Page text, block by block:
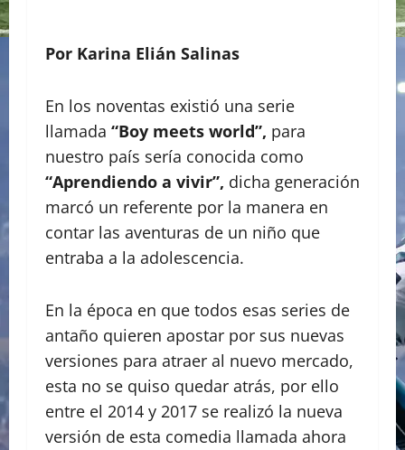
Por Karina Elián Salinas
En los noventas existió una serie
llamada “Boy meets world”, para
nuestro país sería conocida como
“Aprendiendo a vivir”, dicha generación
marcó un referente por la manera en
contar las aventuras de un niño que
entraba a la adolescencia.
En la época en que todos esas series de
antaño quieren apostar por sus nuevas
versiones para atraer al nuevo mercado,
esta no se quiso quedar atrás, por ello
entre el 2014 y 2017 se realizó la nueva
versión de esta comedia llamada ahora